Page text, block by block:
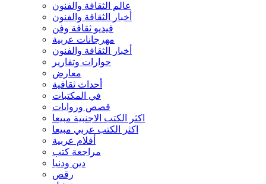
عالم الثقافة والفنون
أخبار الثقافة والفنون
فيديو ثقافة وفن
مهرجانات عربية
أخبار الثقافة والفنون
حوارات وتقارير
معارض
أحداث ثقافية
في المكتبات
قصص وروايات
اكثر الكتب الاجنبية مبيعا
اكثر الكتب عربي مبيعا
أفلام عربية
مراجعة كتب
دين ودنيا
رقص